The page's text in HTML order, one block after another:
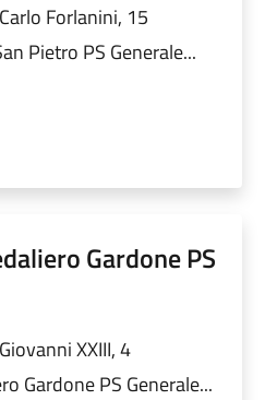
Forlanini, 15
Pietro PS Generale...
Gardone PS
XXIII, 4
Gardone PS Generale...